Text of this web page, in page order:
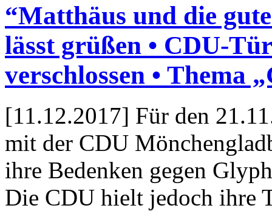
“Matthäus und die
lässt grüßen • CDU-
verschlossen • Thema
[11.12.2017] Für den
mit der CDU
ihre Bedenken gegen
Die CDU hielt jedoch ihre